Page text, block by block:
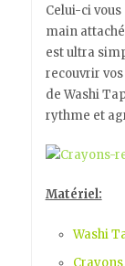
Celui-ci
main
est ultra
recouvrir
de Washi
rythme et
Matériel:
Washi